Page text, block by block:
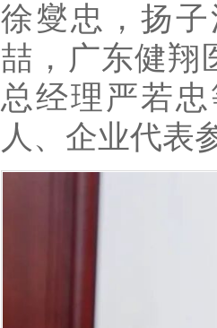
徐燮忠，扬
喆，广东健翔
总经理严若
人、企业代表